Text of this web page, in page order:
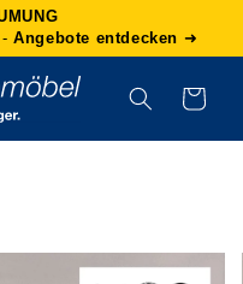
-Angebote entdecken ➜
Warenkorb